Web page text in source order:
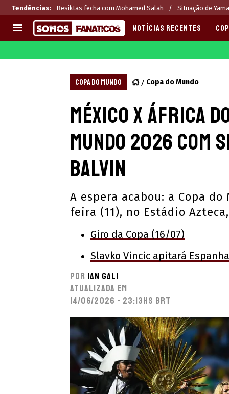
Tendências: Besiktas fecha com Mohamed Salah Situação de
CHAMPIONS LEAGUE
PREMIER LEAGUE
LIGA PORTUGUESA
Melhores sites de apostas
Últimas
CASAS DE APOSTAS
CÓDIGOS e OFERTAS
APPS
NOTÍCIAS RECENTES
COPA DO MUNDO Copa do Mundo
México x África
Mundo 2026 com
Balvin
A espera acabou: a Copa
feira (11), no Estádio
Giro da Copa (16/07)
Slavko Vincic apitará
Por Ian Gali
Atualizada em
14/06/2026 - 23:13hs BRT